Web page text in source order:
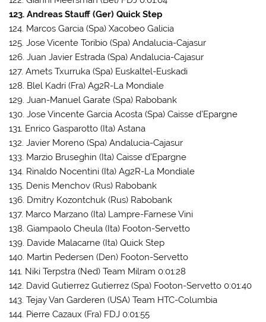
123. Andreas Stauff (Ger) Quick Step
124. Marcos Garcia (Spa) Xacobeo Galicia
125. Jose Vicente Toribio (Spa) Andalucia-Cajasur
126. Juan Javier Estrada (Spa) Andalucia-Cajasur
127. Amets Txurruka (Spa) Euskaltel-Euskadi
128. Blel Kadri (Fra) Ag2R-La Mondiale
129. Juan-Manuel Garate (Spa) Rabobank
130. Jose Vincente Garcia Acosta (Spa) Caisse d’Epargne
131. Enrico Gasparotto (Ita) Astana
132. Javier Moreno (Spa) Andalucia-Cajasur
133. Marzio Bruseghin (Ita) Caisse d’Epargne
134. Rinaldo Nocentini (Ita) Ag2R-La Mondiale
135. Denis Menchov (Rus) Rabobank
136. Dmitry Kozontchuk (Rus) Rabobank
137. Marco Marzano (Ita) Lampre-Farnese Vini
138. Giampaolo Cheula (Ita) Footon-Servetto
139. Davide Malacarne (Ita) Quick Step
140. Martin Pedersen (Den) Footon-Servetto
141. Niki Terpstra (Ned) Team Milram 0:01:28
142. David Gutierrez Gutierrez (Spa) Footon-Servetto 0:01:40
143. Tejay Van Garderen (USA) Team HTC-Columbia
144. Pierre Cazaux (Fra) FDJ 0:01:55